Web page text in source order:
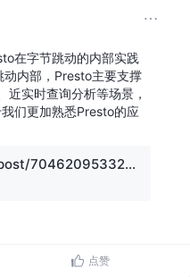
在字节跳动的内部实践
内部，Presto主要支撑
实时查询分析等场景，
们更加熟悉Presto的应
https://juejin.cn/post/7046209533235953700
点赞